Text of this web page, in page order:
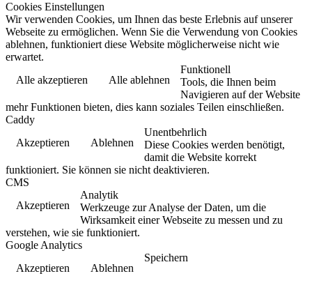
Cookies Einstellungen
Wir verwenden Cookies, um Ihnen das beste Erlebnis auf unserer
Webseite zu ermöglichen. Wenn Sie die Verwendung von Cookies
ablehnen, funktioniert diese Website möglicherweise nicht wie
erwartet.
Alle akzeptieren
Alle ablehnen
Funktionell
Tools, die Ihnen beim
Navigieren auf der Website
mehr Funktionen bieten, dies kann soziales Teilen einschließen.
Caddy
Akzeptieren
Ablehnen
Unentbehrlich
Diese Cookies werden benötigt,
damit die Website korrekt
funktioniert. Sie können sie nicht deaktivieren.
CMS
Akzeptieren
Analytik
Werkzeuge zur Analyse der Daten, um die
Wirksamkeit einer Webseite zu messen und zu
verstehen, wie sie funktioniert.
Google Analytics
Akzeptieren
Ablehnen
Speichern